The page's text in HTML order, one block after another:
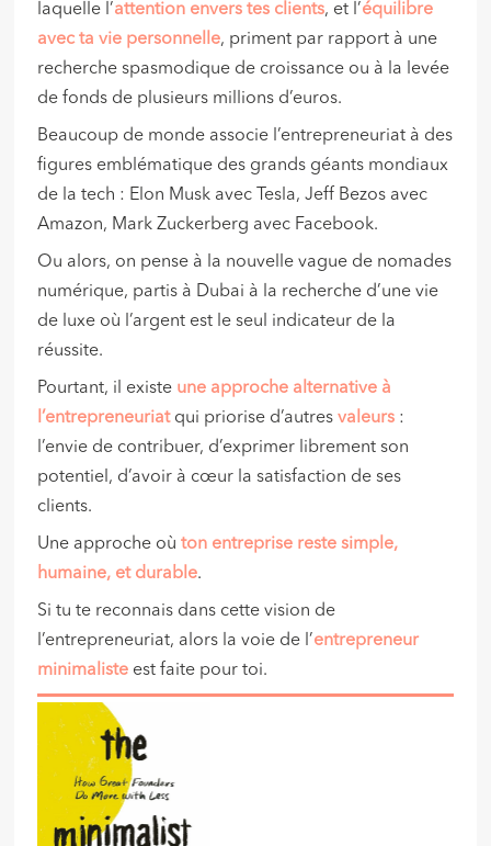
laquelle l’attention envers tes clients, et l’équilibre
avec ta vie personnelle, priment par rapport à une
recherche spasmodique de croissance ou à la levée
de fonds de plusieurs millions d’euros.
Beaucoup de monde associe l’entrepreneuriat à des
figures emblématique des grands géants mondiaux
de la tech : Elon Musk avec Tesla, Jeff Bezos avec
Amazon, Mark Zuckerberg avec Facebook.
Ou alors, on pense à la nouvelle vague de nomades
numérique, partis à Dubai à la recherche d’une vie
de luxe où l’argent est le seul indicateur de la
réussite.
Pourtant, il existe une approche alternative à
l’entrepreneuriatqui priorise d’autresvaleurs :
l’envie de contribuer, d’exprimer librement son
potentiel, d’avoir à cœur la satisfaction de ses
clients.
Une approche oùton entreprise reste simple,
humaine, et durable.
Si tu te reconnais dans cette vision de
l’entrepreneuriat, alors la voie de l’entrepreneur
minimaliste est faite pour toi.